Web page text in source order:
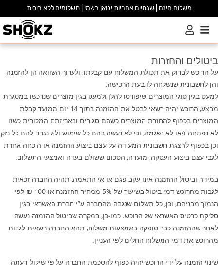
משלוח חינם | שנתיים אחריות יבואן רשמי | תשלומים ללא ריבית
ביטולים והחזרות
על הרוכש לבדוק את תכולת המשלוח עם קבלתו, ולערוך השוואה הן להזמנה
והן לחשבונית שנשלחה לו בעת הרכישה.
למעט בגין סוגי המוצרים שיפורטו להלן ולמעט בגין מוצרים שנרכשו במסגרת
מבצע, הרוכש יהיה רשאי לבטל את ההזמנה בתוך 14 יום ממועד קבלת
המוצרים בכפוף להחזרת המוצרים כשהם סגורים ובאריזתם המקורית כשזו
לא נפתחה ו/או לא נפגמה, וכי לא נעשה בהם כל שימוש ולא נגרם להם כל נזק
וכן בכפוף להצגת חשבונית המעידה על עצם ביצוע ההזמנה או הוכחה אחרת
לגבי עצם ביצוע העסקה, מועדה, הסכום ששולם בעדה ואמצעי התשלום.
במידה וביטול ההזמנה אינו עקב פגם או אי התאמה, תהיה החברה זכאית
לגבות מהרוכש דמי ביטול בשיעור של 5% ממחיר ההזמנה או 100 ₪ לפי
הנמוך מבניהם, וכן, כל תשלום שנגבה מהחברה ע”י חברת האשראי בגין
סליקת כרטיס האשראי של הרוכש. כמו-כן, במקרה שביטול ההזמנה נעשה
לאחר שההזמנה כבר סופקה באמצעות משלוח, תהא החברה רשאית לגבות
מהרוכש את דמי המשלוח החלים לפי העניין.
שינוי הזמנה על ידי הרוכש יהיה כפוף להסכמת החברה על פי שיקול דעתה